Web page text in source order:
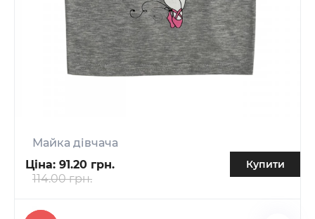
Майка дівчача
Ціна: 91.20 грн.
114.00 грн.
Купити